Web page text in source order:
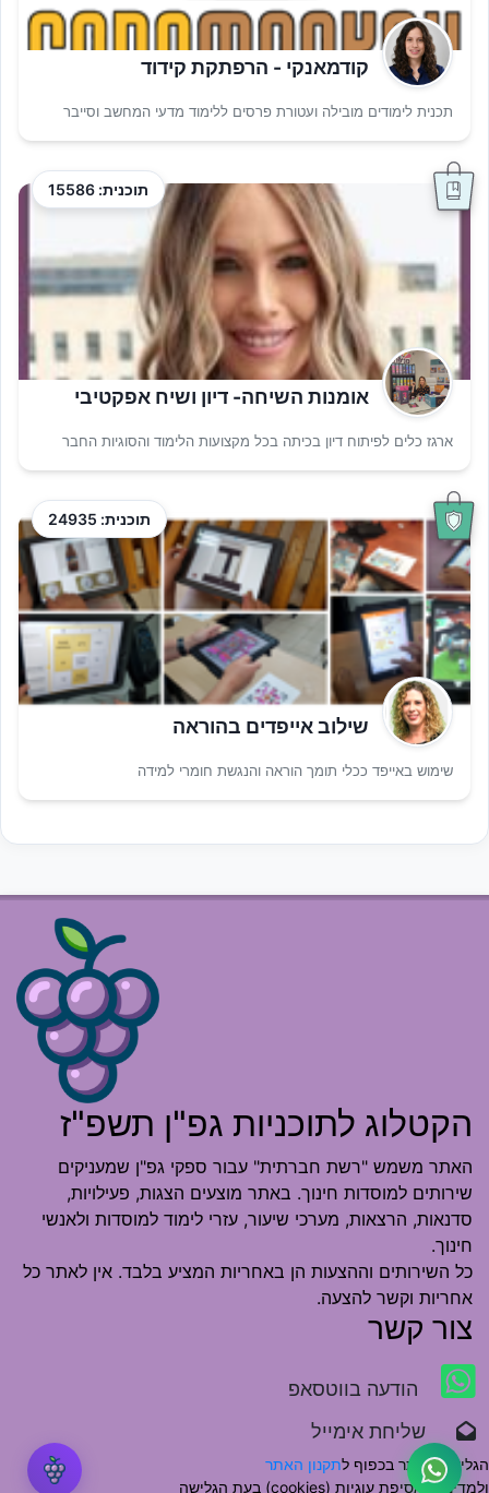
קודמאנקי - הרפתקת קידוד
תכנית לימודים מובילה ועטורת פרסים ללימוד מדעי המחשב וסייבר
תוכנית: 15586
אומנות השיחה- דיון ושיח אפקטיבי
ארגז כלים לפיתוח דיון בכיתה בכל מקצועות הלימוד והסוגיות החבר
תוכנית: 24935
שילוב אייפדים בהוראה
שימוש באייפד ככלי תומך הוראה והנגשת חומרי למידה
הקטלוג לתוכניות גפ"ן תשפ"ז
האתר משמש "רשת חברתית" עבור ספקי גפ"ן שמעניקים
שירותים למוסדות חינוך. באתר מוצעים הצגות, פעילויות,
סדנאות, הרצאות, מערכי שיעור, עזרי לימוד למוסדות ולאנשי
חינוך.
כל השירותים וההצעות הן באחריות המציע בלבד. אין לאתר כל
אחריות וקשר להצעה.
צור קשר
הודעה בווטסאפ
שליחת אימייל
הגלישה באתר בכפוף לתקנון האתר
ולמדיניות אסיפת עוגיות (cookies) בעת הגלישה